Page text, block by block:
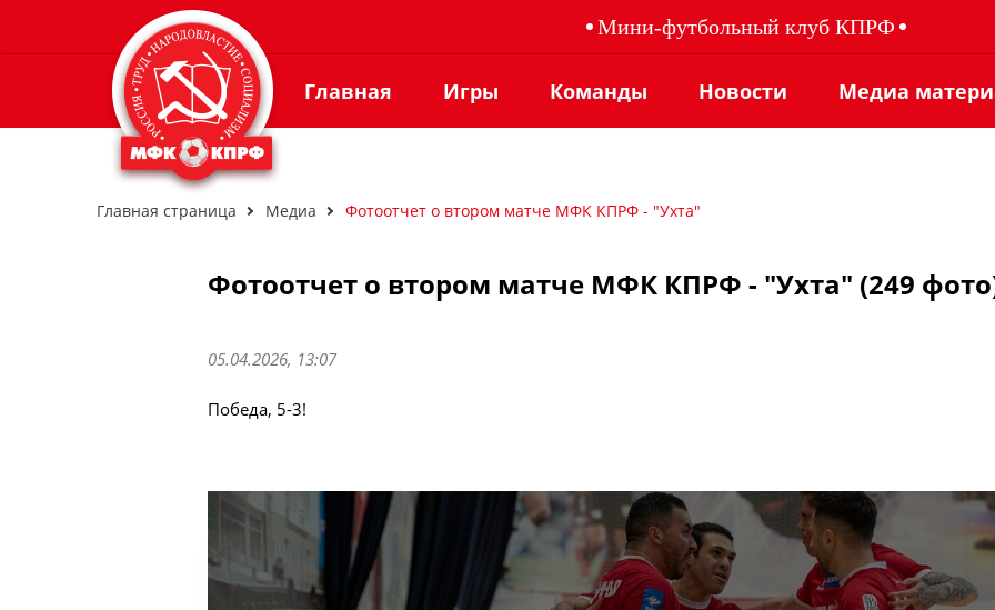
Мини-футбольный клуб КПРФ
Главная Игры Команды Новости Медиа
Главная страница Медиа Фотоотчет о втором матче МФК КПРФ - "Ухта"
Фотоотчет о втором матче МФК КПРФ - "Ухта" (249
05.04.2026, 13:07
Победа, 5-3!